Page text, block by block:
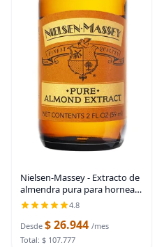
Nielsen-Massey - Extracto de
almendra pura para hornear
y cocinar, botella de 2 onzas
con caja de regalo
4.8
Desde $ 26.944 /mes
Total: $ 107.777